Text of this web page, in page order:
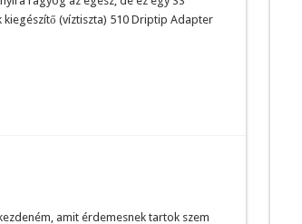
kiegészítő (víztiszta) 510 Driptip Adapter
amit érdemesnek tartok szem